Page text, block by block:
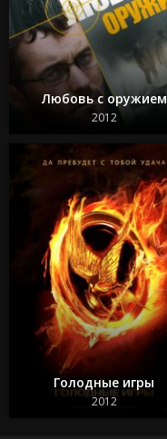
Любовь с оружием
2012
Голодные игры
2012